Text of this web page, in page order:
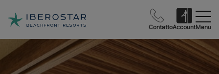
ContattoAccountMenu